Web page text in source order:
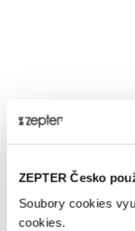
ZEPTER Česko
Soubory cookies
cookies.